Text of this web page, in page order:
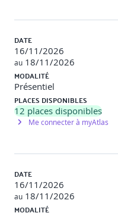
Objectif
: Créer et utiliser
structurer une application.
Description
: Les
réutilisables (par
intégreront dans une
à gérer la communication
les événements
Jour 3
Routing avec Vue-
DATE
16/11/2026
au 18/11/2026
MODALITÉ
Présentiel
PLACES DISPONIBLES
12 places disponibles
Me connecter à myAtlas
DATE
16/11/2026
au 18/11/2026
MODALITÉ